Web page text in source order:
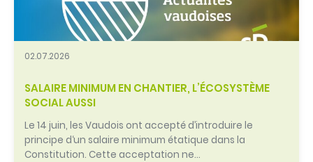
02.07.2026
SALAIRE MINIMUM EN CHANTIER, L’ÉCOSYSTÈME
SOCIAL AUSSI
Le 14 juin, les Vaudois ont accepté d’introduire le
principe d‘un salaire minimum étatique dans la
Constitution. Cette acceptation ne…